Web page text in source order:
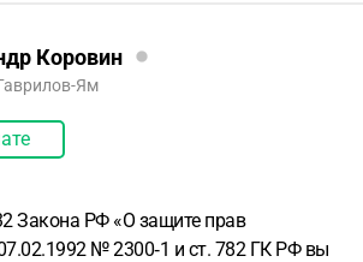
Коровин
Ям
Закона РФ «О защите прав
№ 2300‑1 и ст. 782 ГК РФ вы